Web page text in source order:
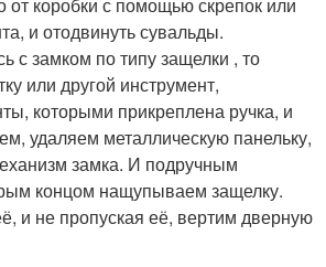
и отодвинуть сувальды.
с замком по типу защелки , то
или другой инструмент,
которыми прикреплена ручка, и
удаляем металлическую панельку,
замка. И подручным
концом нащупываем защелку.
и не пропуская её, вертим дверную